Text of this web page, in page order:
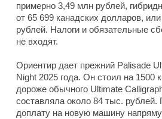
примерно 3,49 млн рублей,
от 65 699 канадских долларов,
рублей. Налоги и обязательные
не входят.
Ориентир дает прежний Palisade
Night 2025 года. Он стоил на 1500
дороже обычного Ultimate
составляла около 84 тыс. рублей.
доплату на новую машину